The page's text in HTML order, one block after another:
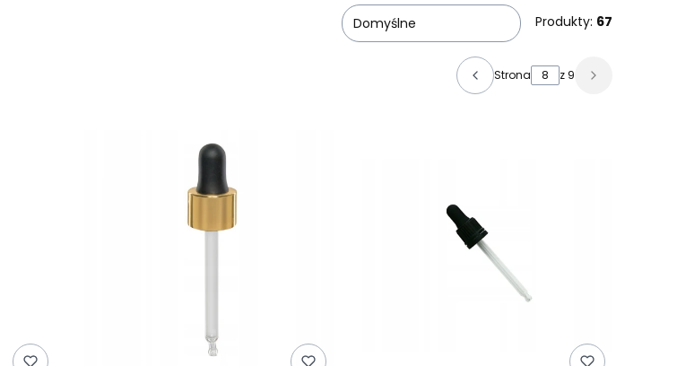
Domyślne Produkty: 67
Strona z 9